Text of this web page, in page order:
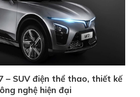
– SUV điện thể thao, thiết kế
nghệ hiện đại